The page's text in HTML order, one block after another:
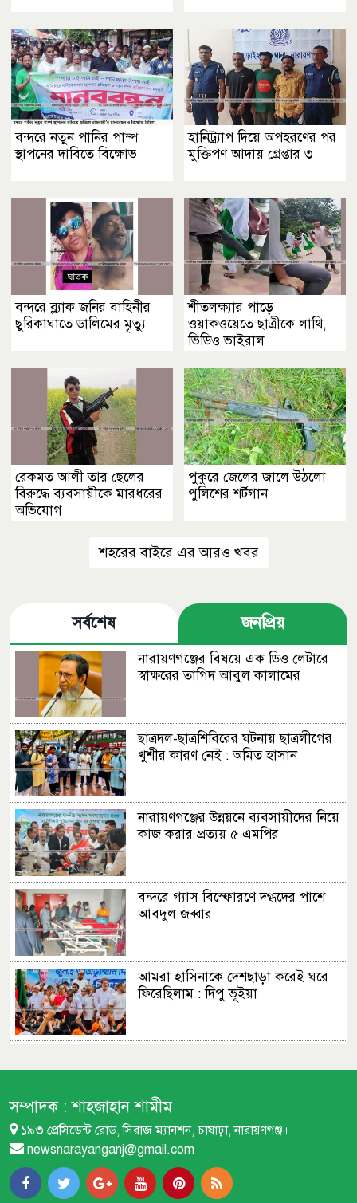
বন্দরে নতুন পানির পাম্প
স্থাপনের দাবিতে বিক্ষোভ
হানিট্র্যাপ দিয়ে অপহরণের পর
মুক্তিপণ আদায় গ্রেপ্তার ৩
বন্দরে ব্ল্যাক জনির বাহিনীর
ছুরিকাঘাতে ডালিমের মৃত্যু
শীতলক্ষ্যার পাড়ে
ওয়াকওয়েতে ছাত্রীকে লাথি,
ভিডিও ভাইরাল
রেকমত আলী তার ছেলের
বিরুদ্ধে ব্যবসায়ীকে মারধরের
অভিযোগ
পুকুরে জেলের জালে উঠলো
পুলিশের শর্টগান
শহরের বাইরে এর আরও খবর
সর্বশেষ জনপ্রিয়
নারায়ণগঞ্জের বিষয়ে এক ডিও লেটারে
স্বাক্ষরের তাগিদ আবুল কালামের
ছাত্রদল-ছাত্রশিবিরের ঘটনায় ছাত্রলীগের
খুশীর কারণ নেই : অমিত হাসান
নারায়ণগঞ্জের উন্নয়নে ব্যবসায়ীদের নিয়ে
কাজ করার প্রত্যয় ৫ এমপির
বন্দরে গ্যাস বিস্ফোরণে দগ্ধদের পাশে
আবদুল জব্বার
আমরা হাসিনাকে দেশছাড়া করেই ঘরে
ফিরেছিলাম : দিপু ভূইয়া
থানা
বন্দরে বিস্ফোরণে একই পরিবারের
শিশুসহ ৩ জন দগ্ধ
সম্পাদক :শাহজাহান শামীম
১৯৩ প্রেসিডেন্ট রোড, সিরাজ ম্যানশন, চাষাঢ়া, নারায়ণগঞ্জ।
newsnarayanganj@gmail.com